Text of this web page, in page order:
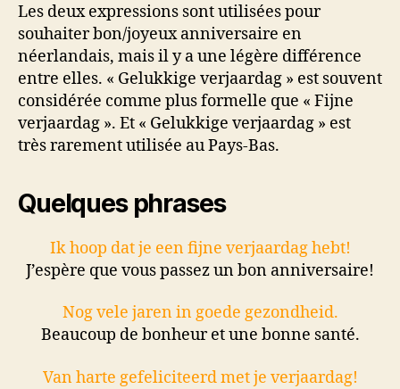
Les deux expressions sont utilisées pour
souhaiter bon/joyeux anniversaire en
néerlandais, mais il y a une légère différence
entre elles. « Gelukkige verjaardag » est souvent
considérée comme plus formelle que « Fijne
verjaardag ». Et « Gelukkige verjaardag » est
très rarement utilisée au Pays-Bas.
Quelques phrases
Ik hoop dat je een fijne verjaardag hebt!
J’espère que vous passez un bon anniversaire!
Nog vele jaren in goede gezondheid.
Beaucoup de bonheur et une bonne santé.
Van harte gefeliciteerd met je verjaardag!